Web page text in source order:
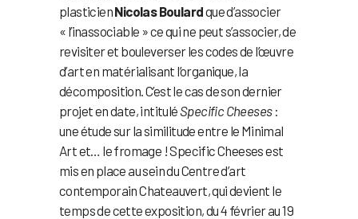
plasticienNicolas Boulardque d’associer
« l’inassociable » ce qui ne peut s’associer, de
revisiter et bouleverser les codes de l’œuvre
d’art en matérialisant l’organique, la
décomposition. C’est le cas de son dernier
projet en date, intitulé Specific Cheeses:
une étude sur la similitude entre le Minimal
Art et… le fromage ! Specific Cheeses est
mis en place au sein du Centre d’art
contemporain Chateauvert, qui devient le
temps de cette exposition, du 4 février au 19